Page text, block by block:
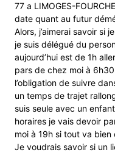
77 a LIMOGES-
date quant au futur
Alors, j’aimerai savoir si
je suis délégué du
aujourd’hui est de 1h
pars de chez moi à
l’obligation de suivre
un temps de trajet
suis seule avec un
horaires je vais devoir
moi à 19h si tout va
Je voudrais savoir si un